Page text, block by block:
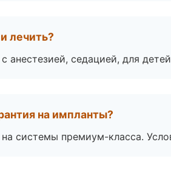
лечить?
анестезией, седацией, для
на импланты?
системы премиум-класса.